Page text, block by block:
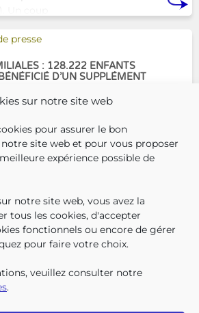
sur notre site web
pour assurer le bon
site web et pour vous proposer
expérience possible de
notre site web, vous avez la
tous les cookies, d'accepter
fonctionnels ou encore de gérer
pour faire votre choix.
veuillez consulter notre
.
presse
: 128.222 ENFANTS
D’UN SUPPLÉMENT
304.966
droit
plus du
leurs allNOUS ?
CHEZ NOUS
LES NEWS
NOUS